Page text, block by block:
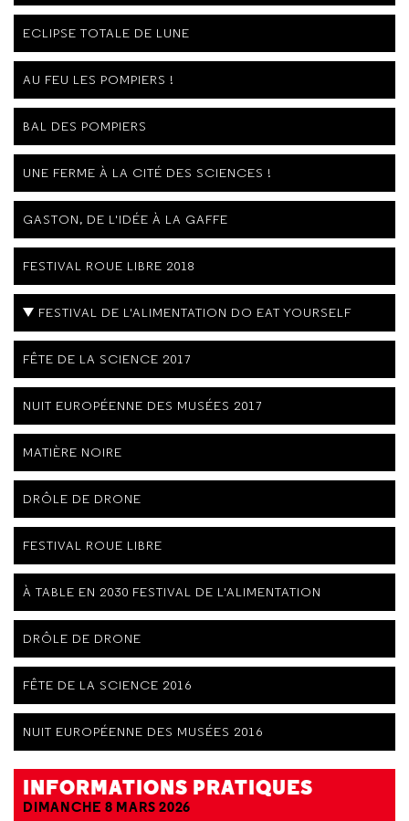
ECLIPSE TOTALE DE LUNE
AU FEU LES POMPIERS !
BAL DES POMPIERS
UNE FERME À LA CITÉ DES SCIENCES !
GASTON, DE L'IDÉE À LA GAFFE
FESTIVAL ROUE LIBRE 2018
FESTIVAL DE L'ALIMENTATION DO EAT YOURSELF
FÊTE DE LA SCIENCE 2017
NUIT EUROPÉENNE DES MUSÉES 2017
MATIÈRE NOIRE
DRÔLE DE DRONE
FESTIVAL ROUE LIBRE
À TABLE EN 2030 FESTIVAL DE L'ALIMENTATION
DRÔLE DE DRONE
FÊTE DE LA SCIENCE 2016
NUIT EUROPÉENNE DES MUSÉES 2016
INFORMATIONS PRATIQUES
DIMANCHE 8 MARS 2026